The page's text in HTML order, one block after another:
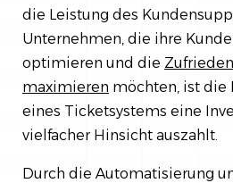
die Leistung des
Unternehmen, die ihre
optimieren und die
maximieren möchten, ist
eines Ticketsystems eine
vielfacher Hinsicht auszahlt.
Durch die Automatisierung